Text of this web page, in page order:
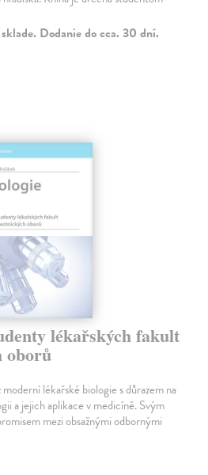
Dodanie do cca. 30 dní.
lékařských fakult
oborů
lékařské biologie s důrazem na
a jejich aplikace v medicíně. Svým
mezi obsažnými odbornými